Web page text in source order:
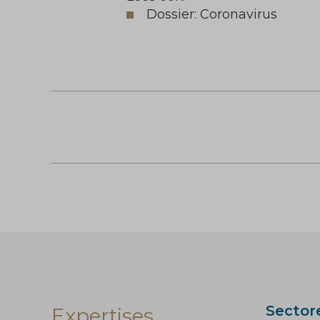
Dossier: Coronavirus